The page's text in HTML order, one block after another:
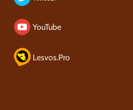
YouTube
Lesvos.Pro